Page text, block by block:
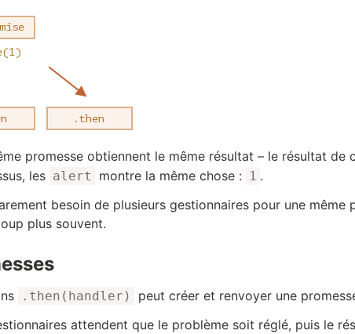
promesse obtiennent le même résultat – le résultat de
les alert montre la même chose : 1 .
besoin de plusieurs gestionnaires pour une même
plus souvent.
.then(handler)
peut créer et renvoyer une
attendent que le problème soit réglé, puis le